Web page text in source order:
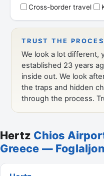
Hertz Chios
Greece —